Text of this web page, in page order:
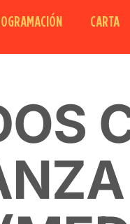
CARTA